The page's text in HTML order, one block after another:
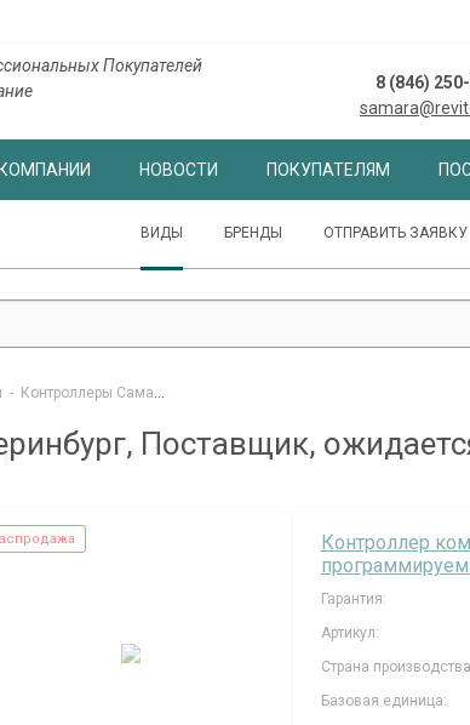
8 (846)
Покупателей
НОВОСТИ ПОКУПАТЕЛЯМ
ВИДЫ БРЕНДЫ ОТПРАВИТЬ ЗАЯВКУ
- Контроллеры Самара, Екатеринбург, Поставщик, ожидается, MY HEAT, Neptun, Teplocom, Zont
Поставщик,
Контроллер
Гарантия:
Артикул:
Страна
Базовая единица: